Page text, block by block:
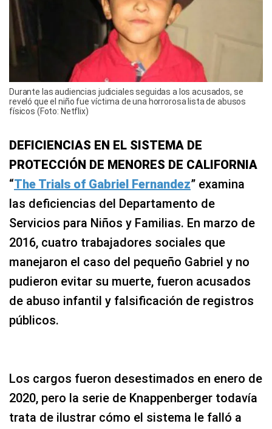
Durante las audiencias judiciales seguidas a los acusados, se
reveló que el niño fue víctima de una horrorosa lista de abusos
físicos (Foto: Netflix)
DEFICIENCIAS EN EL SISTEMA DE
PROTECCIÓN DE MENORES DE CALIFORNIA
“The Trials of Gabriel Fernandez” examina
las deficiencias del Departamento de
Servicios para Niños y Familias. En marzo de
2016, cuatro trabajadores sociales que
manejaron el caso del pequeño Gabriel y no
pudieron evitar su muerte, fueron acusados ​​
de abuso infantil y falsificación de registros
públicos.
Los cargos fueron desestimados en enero de
2020, pero la serie de Knappenberger todavía
trata de ilustrar cómo el sistema le falló a